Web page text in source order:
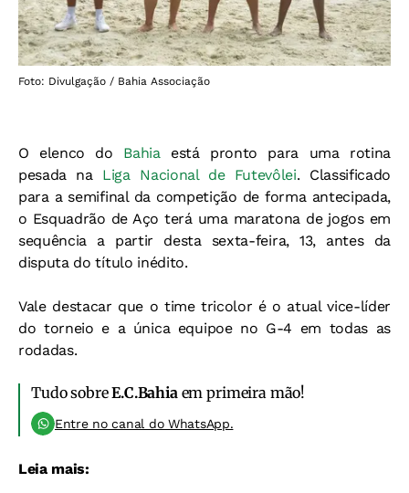
Foto: Divulgação / Bahia Associação
O elenco do Bahia está pronto para uma rotina
pesada na Liga Nacional de Futevôlei. Classificado
para a semifinal da competição de forma antecipada,
o Esquadrão de Aço terá uma maratona de jogos em
sequência a partir desta sexta-feira, 13, antes da
disputa do título inédito.
Vale destacar que o time tricolor é o atual vice-líder
do torneio e a única equipoe no G-4 em todas as
rodadas.
Tudo sobreE.C.Bahia em primeira mão!
Entre no canal do WhatsApp.
Leia mais: